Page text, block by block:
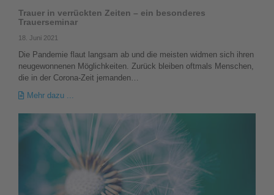
Trauer in verrückten Zeiten – ein besonderes
Trauerseminar
18. Juni 2021
Die Pandemie flaut langsam ab und die meisten widmen sich ihren
neugewonnenen Möglichkeiten. Zurück bleiben oftmals Menschen,
die in der Corona-Zeit jemanden…
Mehr dazu ...